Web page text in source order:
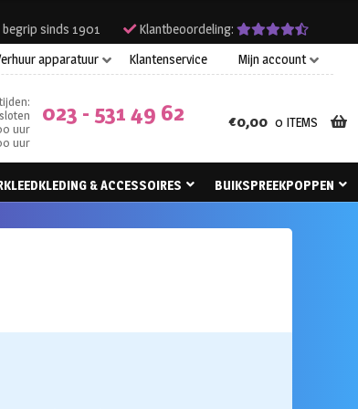
sinds 1901
Klantbeoordeling:
apparatuur Klantenservice Mijn account
uur
uur
023 - 531 49 62 €0,00 0 ITEMS
& ACCESSOIRES
BUIKSPREEKPOPPEN